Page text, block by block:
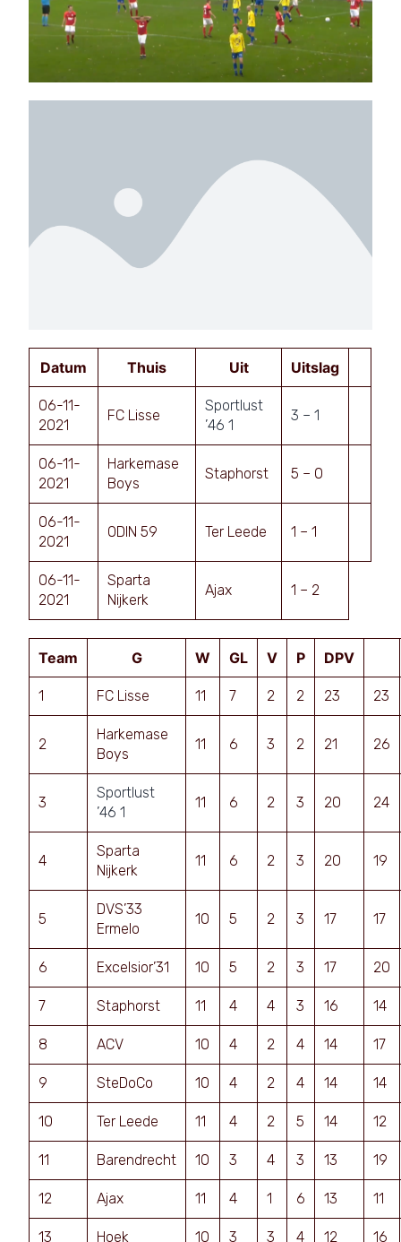
Datum Thuis Uit Uitslag
06-11-
2021
FC Lisse
Sportlust
’46 1
3 – 1
06-11-
2021
Harkemase
Boys
Staphorst 5 – 0
06-11-
2021
ODIN 59 Ter Leede 1 – 1
06-11-
2021
Sparta
Nijkerk
Ajax 1 – 2
Team G W GL V P DPV
1 FC Lisse 11 7 2 2 23 23
2
Harkemase
Boys
11 6 3 2 21 26
3
Sportlust
’46 1
11 6 2 3 20 24
4
Sparta
Nijkerk
11 6 2 3 20 19
5
DVS’33
Ermelo
10 5 2 3 17 17
6 Excelsior’31 10 5 2 3 17 20
7 Staphorst 11 4 4 3 16 14
8 ACV 10 4 2 4 14 17
9 SteDoCo 10 4 2 4 14 14
10 Ter Leede 11 4 2 5 14 12
11 Barendrecht 10 3 4 3 13 19
12 Ajax 11 4 1 6 13 11
13 Hoek 10 3 3 4 12 16